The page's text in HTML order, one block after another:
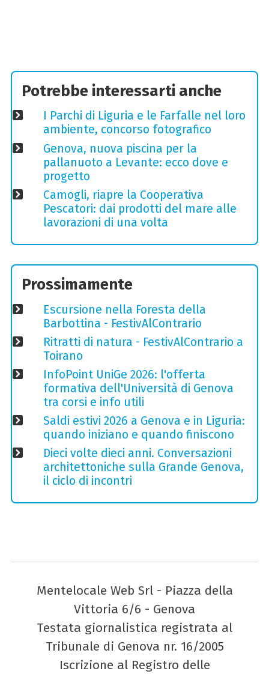
Potrebbe interessarti anche
I Parchi di Liguria e le Farfalle nel loro
ambiente, concorso fotografico
Genova, nuova piscina per la
pallanuoto a Levante: ecco dove e
progetto
Camogli, riapre la Cooperativa
Pescatori: dai prodotti del mare alle
lavorazioni di una volta
Prossimamente
Escursione nella Foresta della
Barbottina - FestivAlContrario
Ritratti di natura - FestivAlContrario a
Toirano
InfoPoint UniGe 2026: l'offerta
formativa dell'Università di Genova
tra corsi e info utili
Saldi estivi 2026 a Genova e in Liguria:
quando iniziano e quando finiscono
Dieci volte dieci anni. Conversazioni
architettoniche sulla Grande Genova,
il ciclo di incontri
Mentelocale Web Srl - Piazza della
Vittoria 6/6 - Genova
Testata giornalistica registrata al
Tribunale di Genova nr. 16/2005
Iscrizione al Registro delle